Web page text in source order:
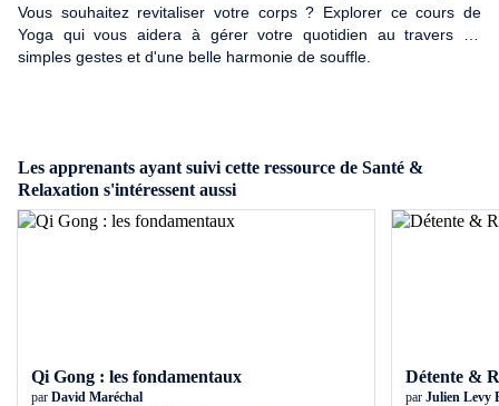
Vous souhaitez revitaliser votre corps ? Explorer ce cours de
Yoga qui vous aidera à gérer votre quotidien au travers de
simples gestes et d'une belle harmonie de souffle.
Les apprenants ayant suivi cette ressource de Santé &
Relaxation s'intéressent aussi
Qi Gong : les fondamentaux
par David Maréchal
Détente &
par Julien Levy